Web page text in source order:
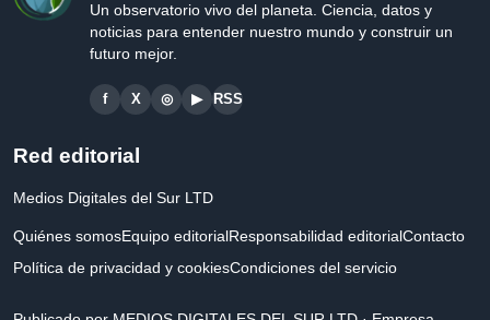
Un observatorio vivo del planeta. Ciencia, datos y
noticias para entender nuestro mundo y construir un
futuro mejor.
f X ◎ ▶ RSS
Red editorial
Medios Digitales del Sur LTD
Quiénes somosEquipo editorialResponsabilidad editorialContacto
Política de privacidad y cookiesCondiciones del servicio